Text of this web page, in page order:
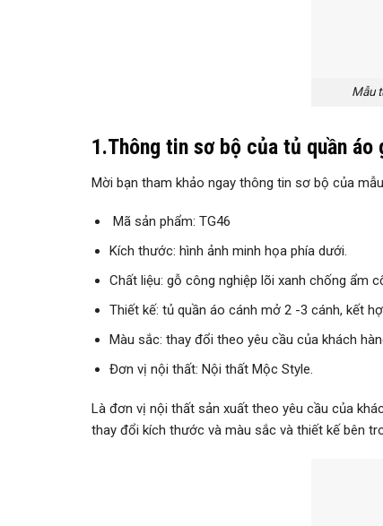
Mẫu
1.Thông tin sơ bộ của tủ quần áo
Mời bạn tham khảo ngay thông tin sơ bộ của
Mã sản phẩm: TG46
Kích thước: hình ảnh minh họa phía dưới.
Chất liệu: gỗ công nghiệp lõi xanh chống ẩm
Thiết kế: tủ quần áo cánh mở 2 -3 cánh, kết
Màu sắc: thay đổi theo yêu cầu của khách
Đơn vị nội thất: Nội thất Mộc Style.
Là đơn vị nội thất sản xuất theo yêu cầu của
thay đổi kích thước và màu sắc và thiết kế bên